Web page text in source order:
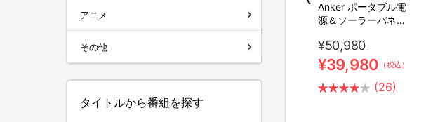
レッチアイテム
（税込）
バターチキンカレー
／計20食セット
¥13,960
¥9,980（税込）
SHAVER(リファスキ
ムシェーバー) 特別
¥4,990
Anker ポータブル電
源＆ソーラーパネル
¥50,980
¥39,980 （税込）
(26)
アニメ
その他
タイトルから番組を探す